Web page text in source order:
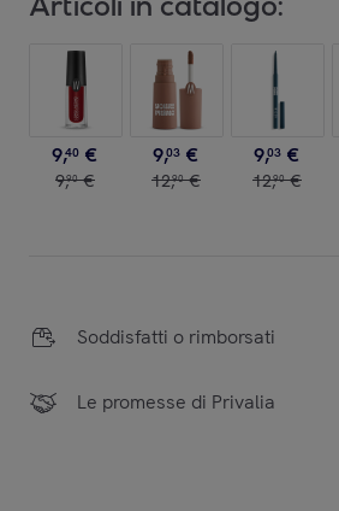
9,40 €
9,90 €
9,03 €
12,90 €
9,03 €
12,90 €
Soddisfatti o rimborsati
Le promesse di Privalia